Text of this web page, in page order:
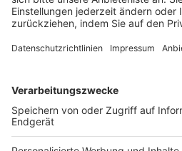
FOLGE DEM BFV
TOP-VEREINE